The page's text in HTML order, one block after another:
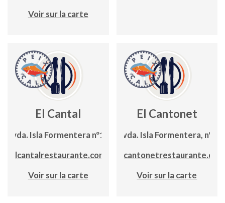
Voir sur la carte
El Cantal
Avda. Isla Formentera nº16
elcantalrestaurante.com
Voir sur la carte
El Cantonet
Avda. Isla Formentera, nº5
elcantonetrestaurante.es
Voir sur la carte